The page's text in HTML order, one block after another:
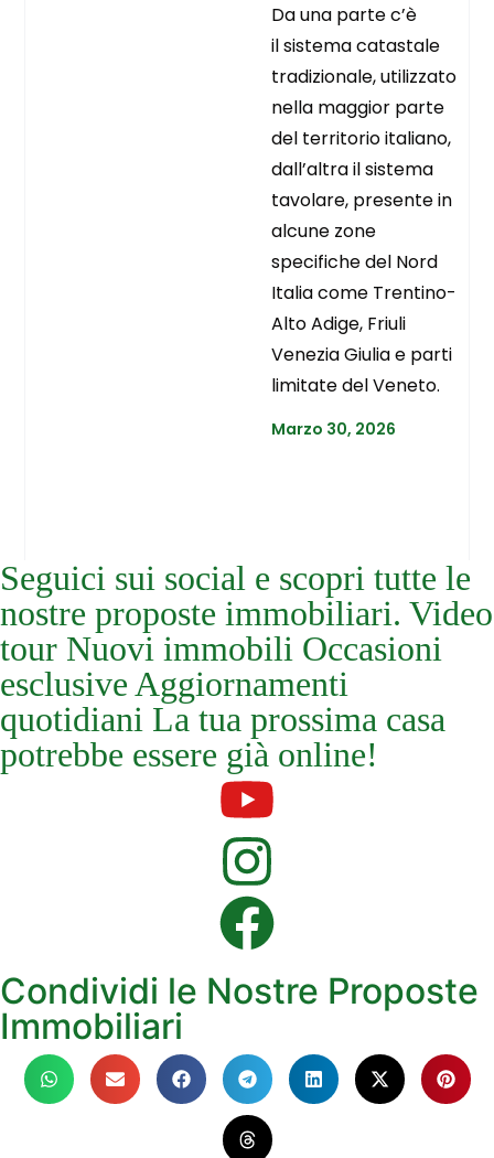
Da una parte c’è
il sistema catastale
tradizionale, utilizzato
nella maggior parte
del territorio italiano,
dall’altra il sistema
tavolare, presente in
alcune zone
specifiche del Nord
Italia come Trentino-
Alto Adige, Friuli
Venezia Giulia e parti
limitate del Veneto.
Marzo 30, 2026
Seguici sui social e scopri tutte le
nostre proposte immobiliari. Video
tour Nuovi immobili Occasioni
esclusive Aggiornamenti
quotidiani La tua prossima casa
potrebbe essere già online!
Condividi le Nostre Proposte
Immobiliari